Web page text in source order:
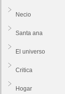
Necio
Santa ana
El universo
Critica
Hogar